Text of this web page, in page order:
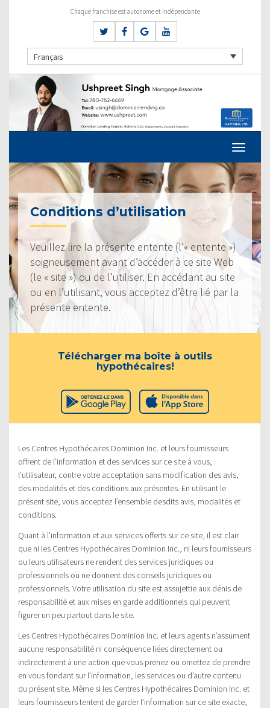
Chaque franchise est autonome et indépendante
Français
Conditions d’utilisation
Veuillez lire la présente entente (l’« entente »)
soigneusement avant d’accéder à ce site Web
(le « site ») ou de l’utiliser. En accédant au site
ou en l’utilisant, vous acceptez d’être lié par la
présente entente.
Télécharger ma boîte à outils
hypothécaires!
Les Centres Hypothécaires Dominion Inc. et leurs fournisseurs
offrent de l’information et des services sur ce site à vous,
l’utilisateur, contre votre acceptation sans modification des avis,
des modalités et des conditions aux présentes. En utilisant le
présent site, vous acceptez l’ensemble desdits avis, modalités et
conditions.
Quant à l’information et aux services offerts sur ce site, il est clair
que ni les Centres Hypothécaires Dominion Inc., ni leurs fournisseurs
ou leurs utilisateurs ne rendent des services juridiques ou
professionnels ou ne donnent des conseils juridiques ou
professionnels. Votre utilisation du site est assujettie aux dénis de
responsabilité et aux mises en garde additionnels qui peuvent
figurer un peu partout dans le site.
Les Centres Hypothécaires Dominion Inc. et leurs agents n’assument
aucune responsabilité ni conséquence liées directement ou
indirectement à une action que vous prenez ou omettez de prendre
en vous fondant sur l’information, les services ou d’autre contenu
du présent site. Même si les Centres Hypothécaires Dominion Inc. et
leurs fournisseurs tentent de garder l’information sur ce site exacte,